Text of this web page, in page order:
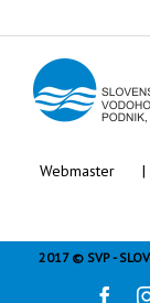
Webmaster
2017 © SVP -